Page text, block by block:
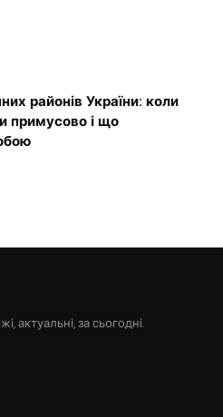
районів України: коли
примусово і що
актуальні, за сьогодні.